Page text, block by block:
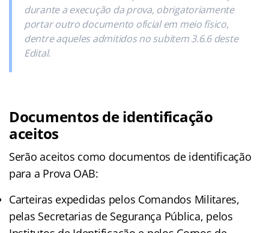
durante a execução da prova, obrigatoriamente
portar outro documento oficial em meio físico,
dentre aqueles admitidos no subitem 3.6.6 deste
Edital.
Documentos de identificação
aceitos
Serão aceitos como documentos de identificação
para a Prova OAB:
Carteiras expedidas pelos Comandos Militares,
pelas Secretarias de Segurança Pública, pelos